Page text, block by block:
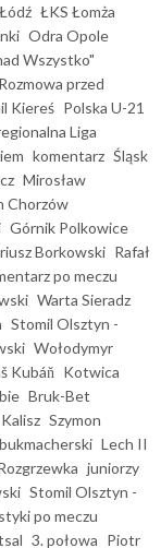
ŁKS Łomża
Odra Opole
Wszystko"
Rozmowa przed
Kiereś Polska U-21
Liga
komentarz Śląsk
Mirosław
Chorzów
Górnik Polkowice
Borkowski Rafał
po meczu
Warta Sieradz
Stomil Olsztyn -
Wołodymyr
Kubáň Kotwica
Bruk-Bet
Szymon
Lech II
juniorzy
Stomil Olsztyn -
po meczu
3. połowa Piotr